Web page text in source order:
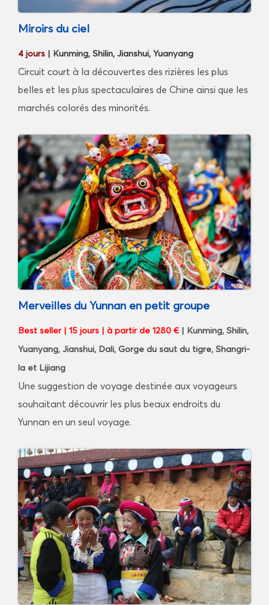
Miroirs du ciel
4 jours | Kunming, Shilin, Jianshui, Yuanyang
Circuit court à la découvertes des rizières les plus
belles et les plus spectaculaires de Chine ainsi que les
marchés colorés des minorités.
Merveilles du Yunnan en petit groupe
Best seller | 15 jours | à partir de 1280 € | Kunming, Shilin,
Yuanyang, Jianshui, Dali, Gorge du saut du tigre, Shangri-
la et Lijiang
Une suggestion de voyage destinée aux voyageurs
souhaitant découvrir les plus beaux endroits du
Yunnan en un seul voyage.